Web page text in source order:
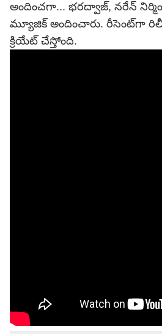
అందించగా... భరద్వాజ్, నరేన్
మ్యూజిక్ అందించారు. రీసెంట్‌గా
క్రియేట్ చేస్తోంది.